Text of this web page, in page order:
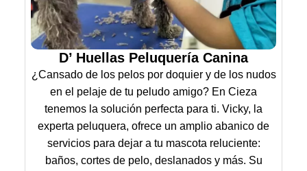
D’ Huellas Peluquería Canina
¿Cansado de los pelos por doquier y de los nudos
en el pelaje de tu peludo amigo? En Cieza
tenemos la solución perfecta para ti. Vicky, la
experta peluquera, ofrece un amplio abanico de
servicios para dejar a tu mascota reluciente:
baños, cortes de pelo, deslanados y más. Su